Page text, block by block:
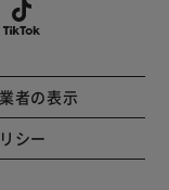
者の表示
シー